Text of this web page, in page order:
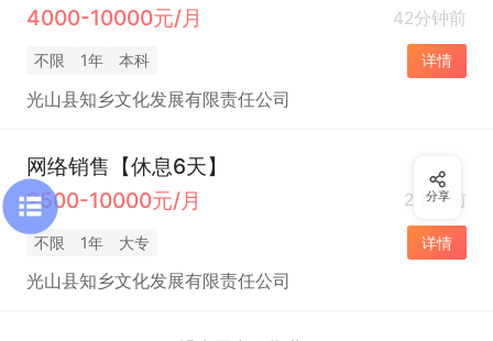
4000-10000元/月
42分钟前
不限 1年 本科 详情
光山县知乡文化发展有限责任公司
网络销售【休息6天】
2500-10000元/月
2小时前
不限 1年 大专 详情
光山县知乡文化发展有限责任公司
分享